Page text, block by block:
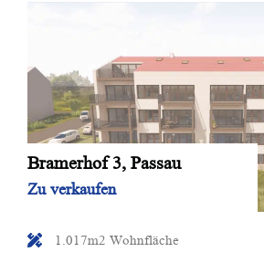
Bramerhof 3, Passau
Zu verkaufen
1.017m2 Wohnfläche